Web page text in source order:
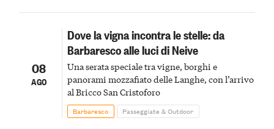
08
AGO
Dove la vigna incontra le stelle: da
Barbaresco alle luci di Neive
Una serata speciale tra vigne, borghi e
panorami mozzafiato delle Langhe, con l’arrivo
al Bricco San Cristoforo
Barbaresco Passeggiate & Outdoor